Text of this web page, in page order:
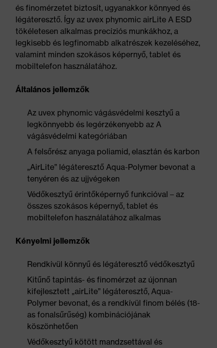
és finomérzetet biztosít, ugyanakkor könnyed és
légáteresztő. Így az uvex phynomic airLite A ESD
tökéletesen alkalmas precíziós munkákhoz, a
legkisebb és legfinomabb alkatrészek kezeléséhez,
valamint minden szokásos képernyő, tablet és
mobiltelefon használatához.
Általános jellemzők
Az uvex phynomic vágásvédelmi kesztyű a
legkönnyebb és legérzékenyebb az A
vágásvédelmi kategóriában
A felsőrész anyaga poliamid, elasztán és karbon
„AirLite” légáteresztő Aqua-Polymer bevonat a
tenyéren és az ujjvégeken
Védőkesztyű érintőképernyő funkcióval – az
összes szokásos képernyő, tablet és
mobiltelefon használatához alkalmas
Kényelmi jellemzők
Rendkívül könnyű és légáteresztő védőkesztyű
Kitűnő tapintás- és finomérzet az újonnan
kifejlesztett „airLite” légáteresztő, Aqua-
Polymer bevonat, és a rendkívül finom bélés (18-
as fonalsűrűség) kombinációjának
köszönhetően
Védőkesztyű kötött mandzsettával és